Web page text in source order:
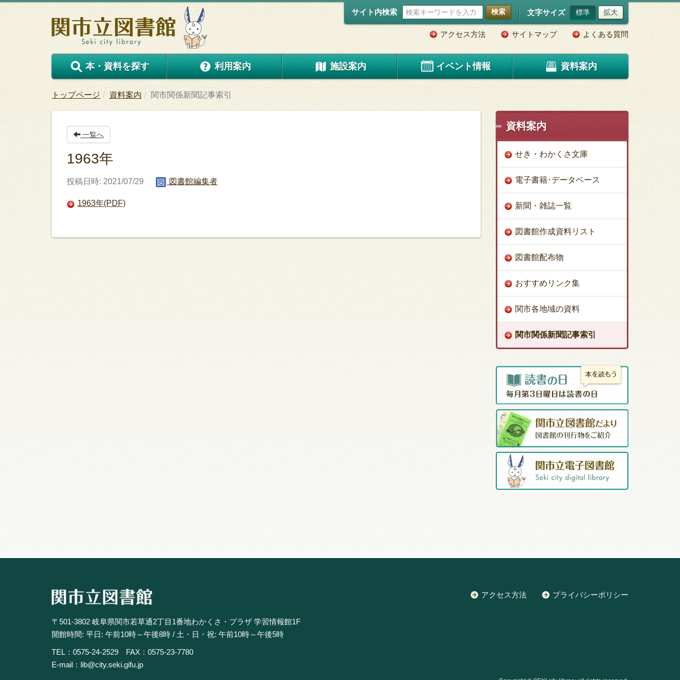
サイト内検索 検索 文字サイズ 標準 拡大
アクセス方法 サイトマップ よくある質問
本・資料を探す 利用案内 施設案内 イベント情報 資料案内
トップページ 資料案内 関市関係新聞記事索引
一覧へ
1963年
投稿日時: 2021/07/29 図書館編集者
1963年(PDF)
資料案内
せき・わかくさ文庫
電子書籍･データベース
新聞・雑誌一覧
図書館作成資料リスト
図書館配布物
おすすめリンク集
関市各地域の資料
関市関係新聞記事索引
〒501-3802 岐阜県関市若草通2丁目1番地わかくさ・プラザ 学習情報館1F
開館時間: 平日: 午前10時～午後8時 / 土・日・祝: 午前10時～午後5時
TEL：0575-24-2529 FAX：0575-23-7780
E-mail：lib@city.seki.gifu.jp
アクセス方法 プライバシーポリシー